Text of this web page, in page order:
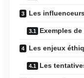
Les
Exemples
Les enjeux
Les